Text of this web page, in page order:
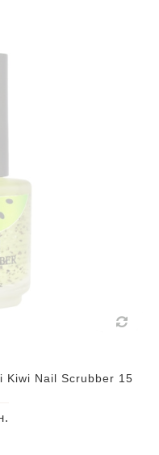
Kiwi Nail Scrubber 15